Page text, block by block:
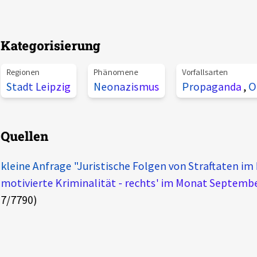
Kategorisierung
Regionen
Stadt Leipzig
Phänomene
Neonazismus
Vorfallsarten
Propaganda ,
Quellen
kleine Anfrage "Juristische Folgen von Straftaten
motivierte Kriminalität - rechts' im Monat
7/7790)